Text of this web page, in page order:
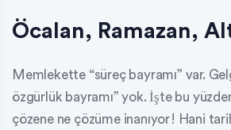
Öcalan, Ramazan,
Memlekette “süreç bayramı” var.
özgürlük bayramı” yok. İşte bu
çözene ne çözüme inanıyor! Hani